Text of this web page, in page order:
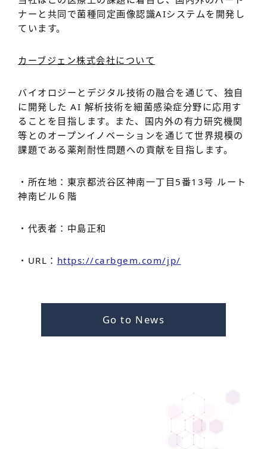
ナーと共同で菌種同定画像認識AIシステムを開発し
ています。
カーブジェン株式会社について
バイオロジーとデジタル技術の融合を通じて、独自
に開発した AI 解析技術を細菌感染症分野に応用す
ることを目指します。また、国内外の有力研究機関
等とのオープンイノベーションを通じて世界規模の
課題である薬剤耐性問題への貢献を目指します。
・所在地：東京都渋谷区神南一丁目5番13号 ルート
神南ビル６階
・代表者：中島正和
・URL： https://carbgem.com/jp/
Go to News